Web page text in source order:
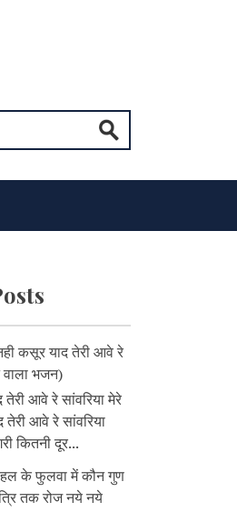
कसूर याद तेरी आवे रे
वाला भजन)
आवे रे सांवरिया मेरे
आवे रे सांवरिया
कितनी दूर...
के फुलवा में कौन गुण
तक रोज नये नये